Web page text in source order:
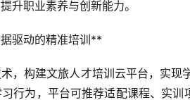
升职业素养与创新能力。
驱动的精准培训**
，构建文旅人才培训云平台，实
行为，平台可推荐适配课程、实